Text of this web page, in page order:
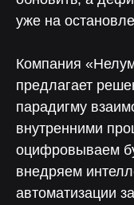
уже на
Компания
предлагает
парадигму
внутренними
оцифровываем
внедряем
автоматизации